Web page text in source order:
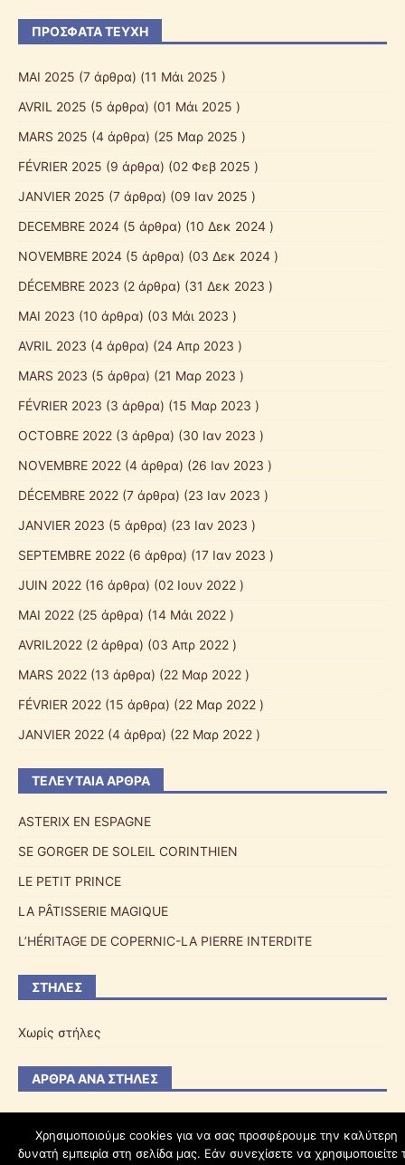
ΠΡΌΣΦΑΤΑ ΤΕΎΧΗ
ΜΑΙ 2025 (7 άρθρα) (11 Μάι 2025 )
AVRIL 2025 (5 άρθρα) (01 Μάι 2025 )
MARS 2025 (4 άρθρα) (25 Μαρ 2025 )
FÉVRIER 2025 (9 άρθρα) (02 Φεβ 2025 )
JANVIER 2025 (7 άρθρα) (09 Ιαν 2025 )
DECEMBRE 2024 (5 άρθρα) (10 Δεκ 2024 )
NOVEMBRE 2024 (5 άρθρα) (03 Δεκ 2024 )
DÉCEMBRE 2023 (2 άρθρα) (31 Δεκ 2023 )
MAI 2023 (10 άρθρα) (03 Μάι 2023 )
AVRIL 2023 (4 άρθρα) (24 Απρ 2023 )
MARS 2023 (5 άρθρα) (21 Μαρ 2023 )
FÉVRIER 2023 (3 άρθρα) (15 Μαρ 2023 )
OCTOBRE 2022 (3 άρθρα) (30 Ιαν 2023 )
NOVEMBRE 2022 (4 άρθρα) (26 Ιαν 2023 )
DÉCEMBRE 2022 (7 άρθρα) (23 Ιαν 2023 )
JANVIER 2023 (5 άρθρα) (23 Ιαν 2023 )
SEPTEMBRE 2022 (6 άρθρα) (17 Ιαν 2023 )
JUIN 2022 (16 άρθρα) (02 Ιουν 2022 )
MAI 2022 (25 άρθρα) (14 Μάι 2022 )
AVRIL2022 (2 άρθρα) (03 Απρ 2022 )
MARS 2022 (13 άρθρα) (22 Μαρ 2022 )
FÉVRIER 2022 (15 άρθρα) (22 Μαρ 2022 )
JANVIER 2022 (4 άρθρα) (22 Μαρ 2022 )
ΤΕΛΕΥΤΑΊΑ ΆΡΘΡΑ
ASTERIX EN ESPAGNE
SE GORGER DE SOLEIL CORINTHIEN
LE PETIT PRINCE
LA PÂTISSERIE MAGIQUE
L’HÉRITAGE DE COPERNIC-LA PIERRE INTERDITE
ΣΤΉΛΕΣ
Χωρίς στήλες
ΆΡΘΡΑ ΑΝΆ ΣΤΉΛΕΣ
Χρησιμοποιούμε cookies για να σας προσφέρουμε την καλύτερη
δυνατή εμπειρία στη σελίδα μας. Εάν συνεχίσετε να χρησιμοποιείτε